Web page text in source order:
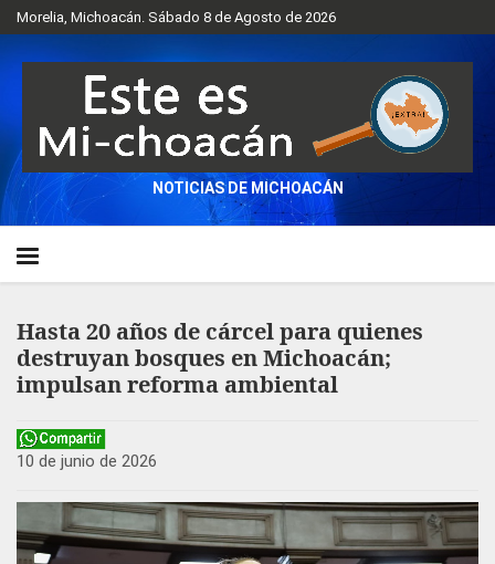
Morelia, Michoacán. Sábado 8 de Agosto de 2026
NOTICIAS DE MICHOACÁN
Hasta 20 años de cárcel para quienes
destruyan bosques en Michoacán;
impulsan reforma ambiental
10 de junio de 2026